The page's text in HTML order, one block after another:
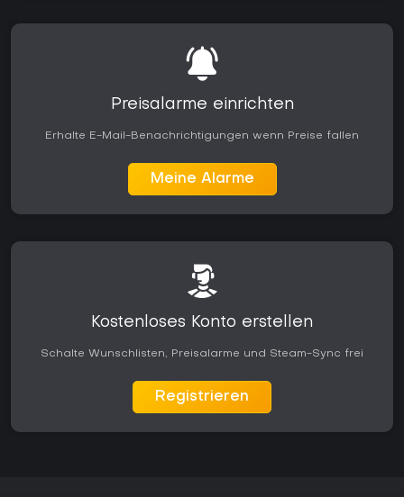
auf Teamarbeit gegen wachsende Bedrohungen setzt. Das
Kartensystem und der reaktionsfähige Game Director heben
es von klassischen Horde-Shootern ab und sorgen für
gemischt aus: Gelobt werden das Waffenhandling und die
Schwierigkeitssprünge und der Aufwand bei der Online-
können dank Bot-Unterstützung voll einsteigen, doch das
Design entfaltet sein Potenzial besonders bei der
Deck-Building mit schnellem Shooter-Gameplay verbinden
Schwierigkeitsstufen sucht, findet hier den größten Mehrwert.
Preisalarme einrichten
Erhalte E-Mail-Benachrichtigungen wenn Preise fallen
Meine Alarme
Kostenloses Konto erstellen
Schalte Wunschlisten, Preisalarme und Steam-Sync frei
Registrieren